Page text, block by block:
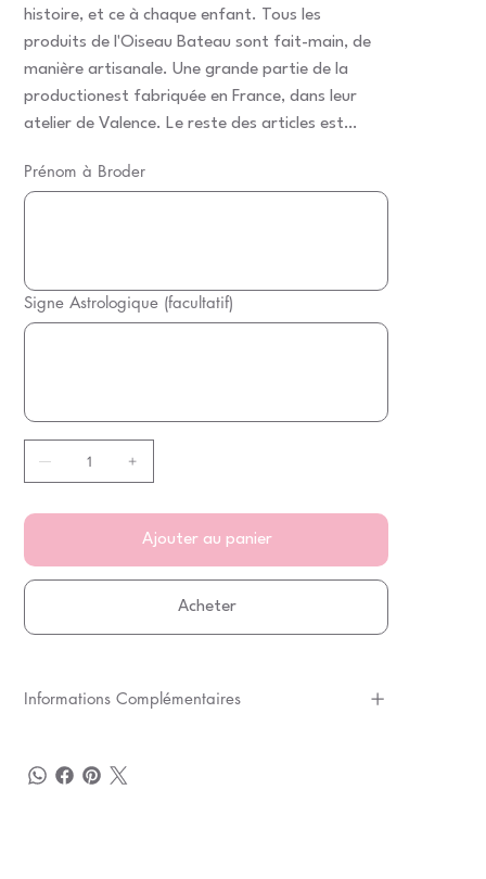
histoire, et ce à chaque enfant. Tous les
produits de l'Oiseau Bateau sont fait-main, de
manière artisanale. Une grande partie de la
productionest fabriquée en France, dans leur
atelier de Valence. Le reste des articles est
est également d'origine française.La fermeture
intérieure du sac à dos s’effectue par un cordon
Prénom à Broder
20
Signe Astrologique (facultatif)
20
Ajouter au panier
Acheter
Informations Complémentaires